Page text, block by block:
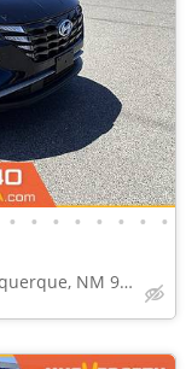
• • • • • • • •
5150 Ellison Ne, Albuquerque, NM 97109